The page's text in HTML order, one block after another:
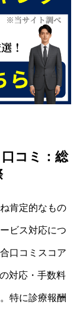
コミ：総
肯定的なもの
ビス対応につ
口コミスコア
対応・手数料
特に診療報酬